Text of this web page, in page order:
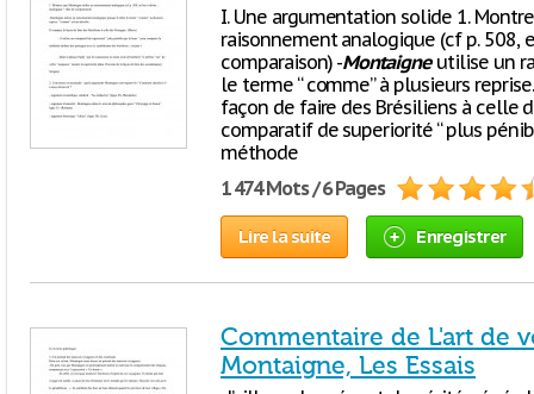
I. Une argumentation solide 1.
raisonnement analogique (cf p. 508,
comparaison) -Montaigneutilise un
le terme “ comme” à plusieurs
façon de faire des Brésiliens à celle
comparatif de superiorité “ plus
méthode
1 474 Mots / 6 Pages
Lire la suite Enregistrer
Commentaire de L'art de
Montaigne, Les Essais